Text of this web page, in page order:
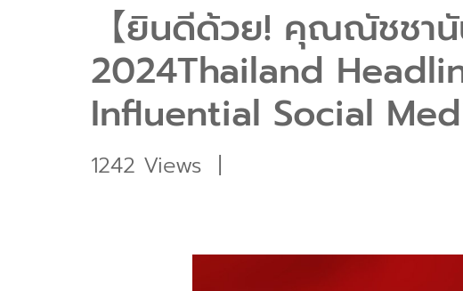
【ยินดีด้วย! คุณณัชชา
2024Thailand
Influential Social
1242 Views |